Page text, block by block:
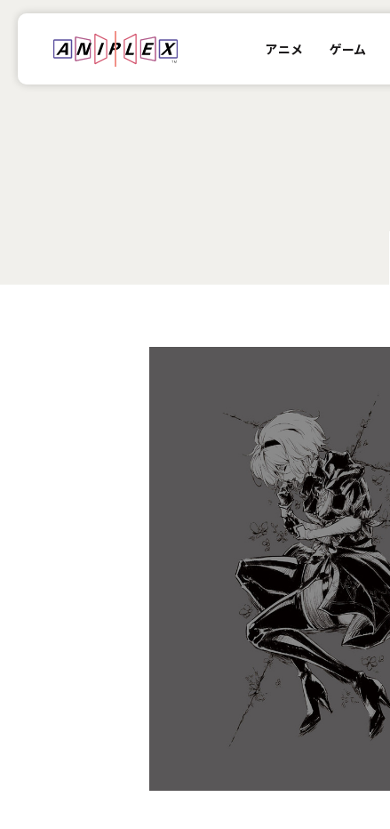
アニメ ゲーム